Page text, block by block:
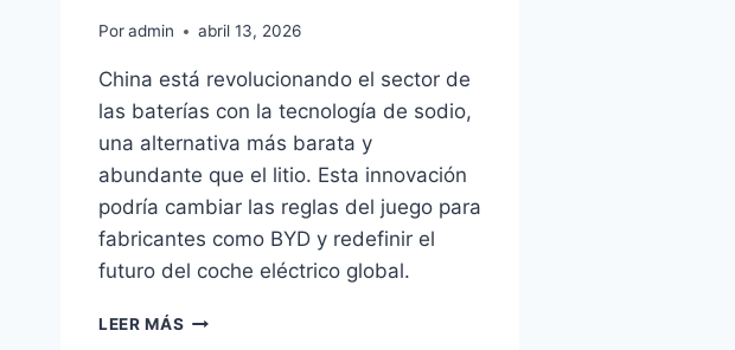
Poradmin abril 13, 2026
China está revolucionando el sector de
las baterías con la tecnología de sodio,
una alternativa más barata y
abundante que el litio. Esta innovación
podría cambiar las reglas del juego para
fabricantes como BYD y redefinir el
futuro del coche eléctrico global.
LEER MÁS CHINA